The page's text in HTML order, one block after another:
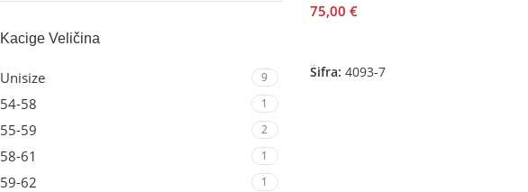
Kacige Veličina
Unisize 9
54-58 1
55-59 2
58-61 1
59-62 1
75,00 €
Šifra: 4093-7